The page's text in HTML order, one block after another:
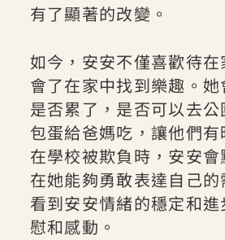
有了顯著的改變。
如今，安安不僅喜歡待
會了在家中找到樂趣。
是否累了，是否可以去
包蛋給爸媽吃，讓他們
在學校被欺負時，安安
在她能夠勇敢表達自己
看到安安情緒的穩定和
慰和感動。